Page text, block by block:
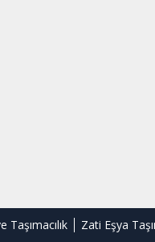
Taşımacılık Zati Eşya